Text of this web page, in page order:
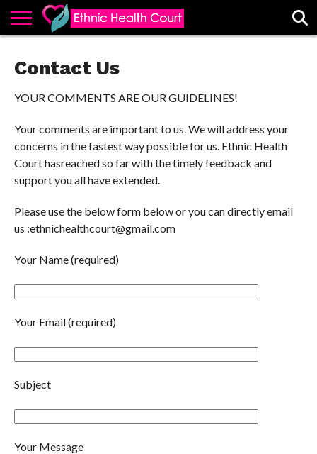
ADVERTISE
LATEST
CONTACT
US
CONTRIBUTE
HOME
Contact Us
YOUR COMMENTS ARE OUR GUIDELINES!
Your comments are important to us. We will address your
concerns in the fastest way possible for us. Ethnic Health
Court hasreached so far with the timely feedback and
support you all have extended.
Please use the below form below or you can directly email
us :ethnichealthcourt@gmail.com
Your Name (required)
Your Email (required)
Subject
Your Message